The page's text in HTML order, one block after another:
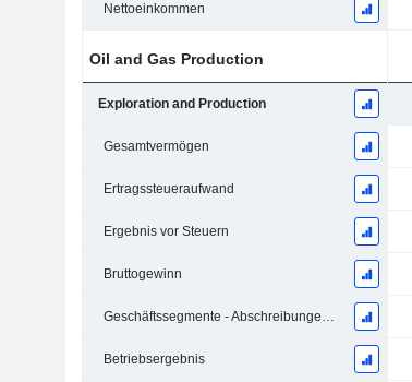
Nettoeinkommen
Oil and Gas Production
Exploration and Production
Gesamtvermögen
Ertragssteueraufwand
Ergebnis vor Steuern
Bruttogewinn
Geschäftssegmente - Abschreibungen und Wertminderungen
Betriebsergebnis